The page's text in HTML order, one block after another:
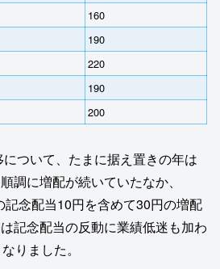
160
190
220
190
200
ついて、たまに据え置きの年は
調に増配が続いていたなか、
念配当10円を含めて30円の増配
記念配当の反動に業績低迷も加わ
りました。